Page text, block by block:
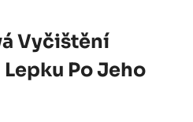
Vyčištění
Po Jeho